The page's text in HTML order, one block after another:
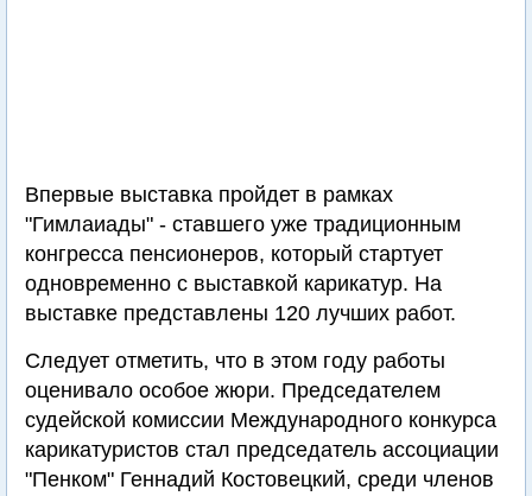
Впервые выставка пройдет в рамках
"Гимлаиады" - ставшего уже традиционным
конгресса пенсионеров, который стартует
одновременно с выставкой карикатур. На
выставке представлены 120 лучших работ.
Следует отметить, что в этом году работы
оценивало особое жюри. Председателем
судейской комиссии Международного конкурса
карикатуристов стал председатель ассоциации
"Пенком" Геннадий Костовецкий, среди членов